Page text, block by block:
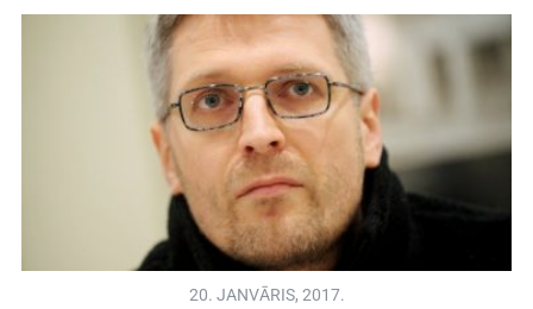
20. JANVĀRIS, 2017.